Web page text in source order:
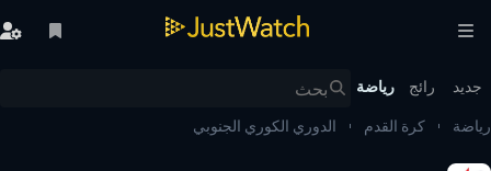
رائج رياضة
كرة القدم الدوري الكوري الجنوبي